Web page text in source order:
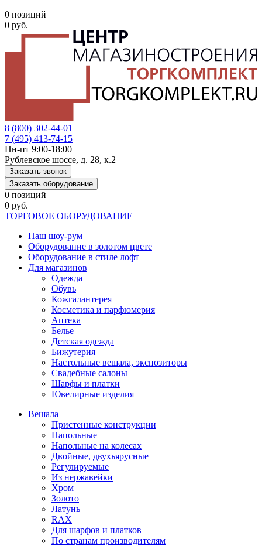
0 позиций
0 руб.
8 (800) 302-44-01
7 (495) 413-74-15
Пн-пт 9:00-18:00
Рублевское шоссе, д. 28, к.2
Заказать звонок
Заказать оборудование
0 позиций
0 руб.
ТОРГОВОЕ ОБОРУДОВАНИЕ
Наш шоу-рум
Оборудование в золотом цвете
Оборудование в стиле лофт
Для магазинов
Одежда
Обувь
Кожгалантерея
Косметика и парфюмерия
Аптека
Белье
Детская одежда
Бижутерия
Настольные вешала, экспозиторы
Свадебные салоны
Шарфы и платки
Ювелирные изделия
Вешала
Пристенные конструкции
Напольные
Напольные на колесах
Двойные, двухъярусные
Регулируемые
Из нержавейки
Хром
Золото
Латунь
RAX
Для шарфов и платков
По странам производителям